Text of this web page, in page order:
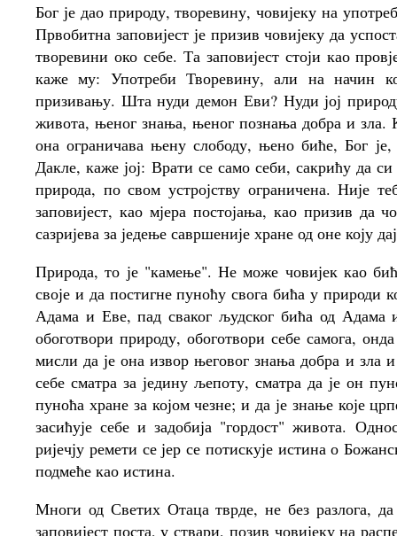
Бог је дао природу, творевину, човијеку на
Првобитна заповијест је призив човијеку да
творевини око себе. Та заповијест стоји као
каже му: Употреби Творевину, али на начин
призивању. Шта нуди демон Еви? Нуди јој
живота, њеног знања, њеног познања добра и зла.
она ограничава њену слободу, њено биће, Бог
Дакле, каже јој: Врати се само себи, сакрићу да
природа, по свом устројству ограничена. Није
заповијест, као мјера постојања, као призив да
сазријева за једење савршеније хране од оне коју
Природа, то је "камење". Не може човијек као
своје и да постигне пуноћу свога бића у природи
Адама и Еве, пад сваког људског бића од
обоготвори природу, обоготвори себе самога,
мисли да је она извор његовог знања добра и зла
себе сматра за једину љепоту, сматра да је он
пуноћа хране за којом чезне; и да је знање које
засићује себе и задобија "гордост" живота.
ријечју ремети се јер се потискује истина о
подмеће као истина.
Многи од Светих Отаца тврде, не без разлога, да
заповијест поста, у ствари, позив човијеку на